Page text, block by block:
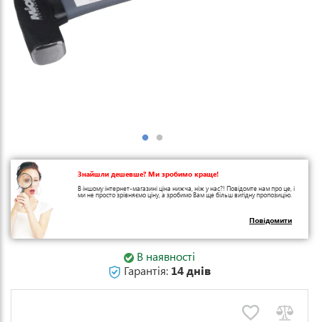
Знайшли дешевше? Ми зробимо краще!
В іншому інтернет-магазині ціна нижча, ніж у нас?! Повідомте нам про це, і
ми не просто зрівняємо ціну, а зробимо Вам ще більш вигідну пропозицію.
Повідомити
В наявності
Гарантія: 14 днів